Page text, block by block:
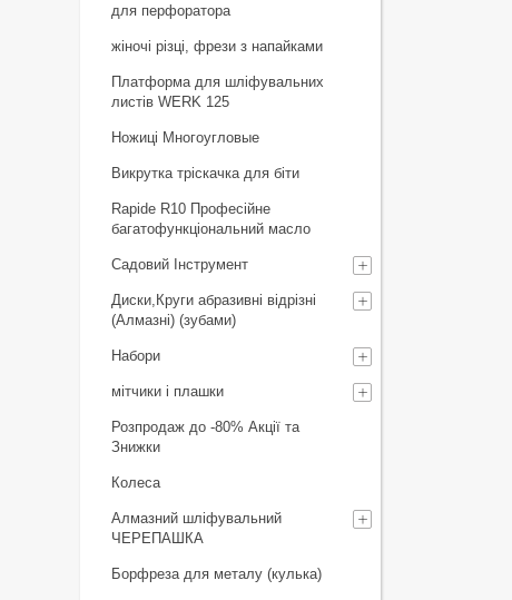
для перфоратора
жіночі різці, фрези з напайками
Платформа для шліфувальних
листів WERK 125
Ножиці Многоугловые
Викрутка тріскачка для біти
Rapide R10 Професійне
багатофункціональний масло
Садовий Інструмент
Диски,Круги абразивні відрізні
(Алмазні) (зубами)
Набори
мітчики і плашки
Розпродаж до -80% Акції та
Знижки
Колеса
Алмазний шліфувальний
ЧЕРЕПАШКА
Борфреза для металу (кулька)